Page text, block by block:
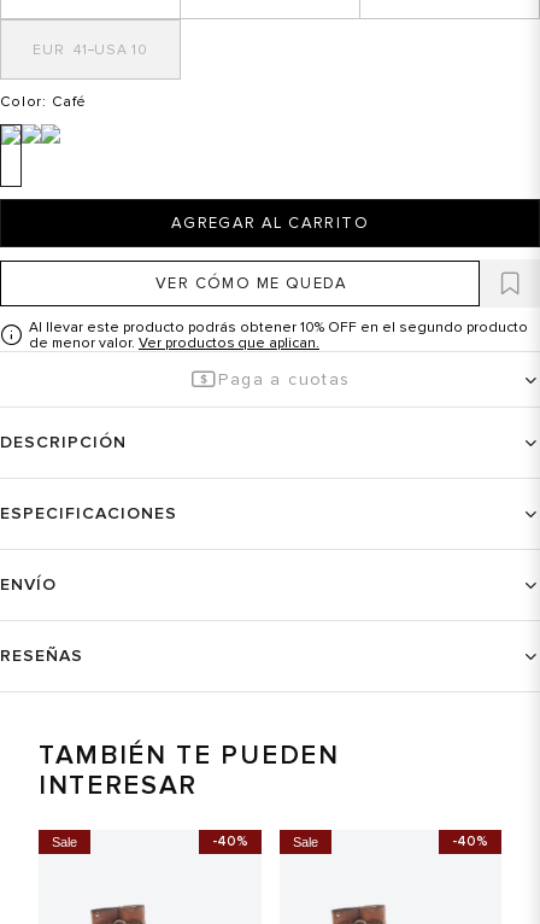
10
41
Color: Café
AGREGAR AL CARRITO
VER CÓMO ME QUEDA
Al llevar este producto podrás obtener 10% OFF en el segundo producto
de menor valor. Ver productos que aplican.
Paga a cuotas
DESCRIPCIÓN
ESPECIFICACIONES
ENVÍO
RESEÑAS
TAMBIÉN TE PUEDEN
INTERESAR
-40%
Sale -40%
Sale
tommy hilfiger
mujer
balance 574